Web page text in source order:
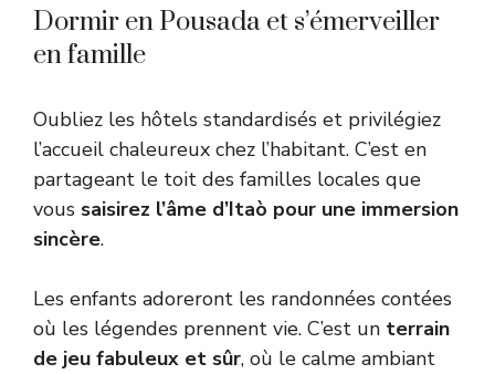
Dormir en Pousada et s’émerveiller
en famille
Oubliez les hôtels standardisés et privilégiez
l’accueil chaleureux chez l’habitant. C’est en
partageant le toit des familles locales que
vous saisirez l’âme d’Itaò pour une immersion
sincère.
Les enfants adoreront les randonnées contées
où les légendes prennent vie. C’est un terrain
de jeu fabuleux et sûr, où le calme ambiant